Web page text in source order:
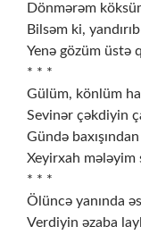
Dönmərəm
Bilsəm ki,
Yenə gözüm üstə
* * *
Gülüm, könlüm
Sevinər çəkdiyin
Gündə
Xeyirxah mələyim
* * *
Ölüncə yanında
Verdiyin əzaba